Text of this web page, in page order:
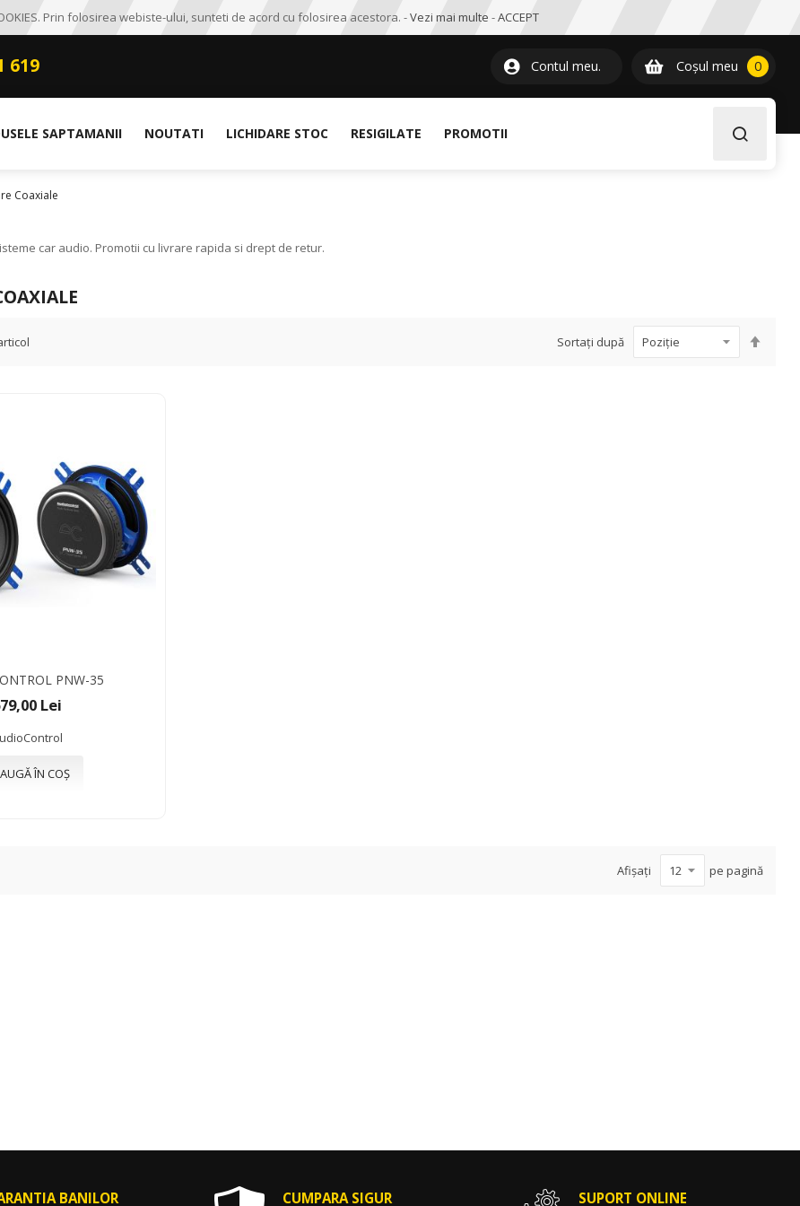
Prin folosirea webiste-ului, sunteti de acord cu folosirea acestora. -Vezi mai multe -ACCEPT
619 Contul meu. Coșul meu 00item
SAPTAMANII NOUTATI LICHIDARE STOC RESIGILATE PROMOTII
Coaxiale
car audio. Promotii cu livrare rapida si drept de retur.
Sortați după
PNW-35
Lei
ÎN COȘ
Afișați pe pagină
BANILOR CUMPARA SIGUR SUPORT ONLINE